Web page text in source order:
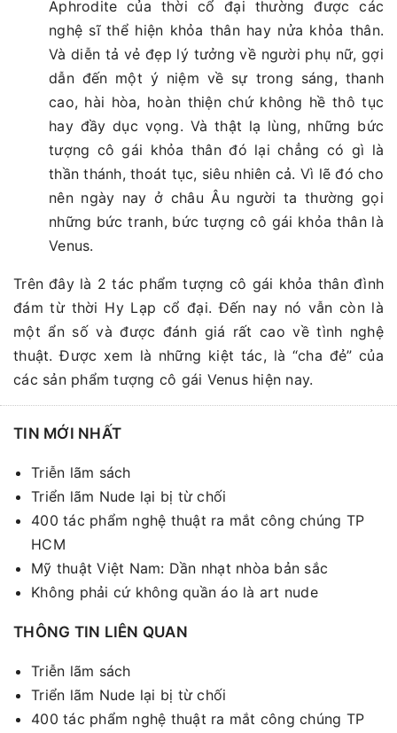
Aphrodite của thời cổ đại thường được các
nghệ sĩ thể hiện khỏa thân hay nửa khỏa thân.
Và diễn tả vẻ đẹp lý tưởng về người phụ nữ, gợi
dẫn đến một ý niệm về sự trong sáng, thanh
cao, hài hòa, hoàn thiện chứ không hề thô tục
hay đầy dục vọng. Và thật lạ lùng, những bức
tượng cô gái khỏa thân đó lại chẳng có gì là
thần thánh, thoát tục, siêu nhiên cả. Vì lẽ đó cho
nên ngày nay ở châu Âu người ta thường gọi
những bức tranh, bức tượng cô gái khỏa thân là
Venus.
Trên đây là 2 tác phẩm tượng cô gái khỏa thân đình
đám từ thời Hy Lạp cổ đại. Đến nay nó vẫn còn là
một ẩn số và được đánh giá rất cao về tình nghệ
thuật. Được xem là những kiệt tác, là “cha đẻ” của
các sản phẩm tượng cô gái Venus hiện nay.
TIN MỚI NHẤT
Triễn lãm sách
Triển lãm Nude lại bị từ chối
400 tác phẩm nghệ thuật ra mắt công chúng TP
HCM
Mỹ thuật Việt Nam: Dần nhạt nhòa bản sắc
Không phải cứ không quần áo là art nude
THÔNG TIN LIÊN QUAN
Triễn lãm sách
Triển lãm Nude lại bị từ chối
400 tác phẩm nghệ thuật ra mắt công chúng TP